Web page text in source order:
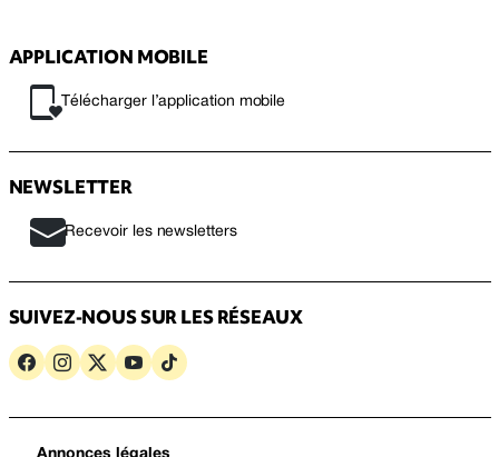
APPLICATION MOBILE
Télécharger l’application mobile
NEWSLETTER
Recevoir les newsletters
SUIVEZ-NOUS SUR LES RÉSEAUX
Annonces légales